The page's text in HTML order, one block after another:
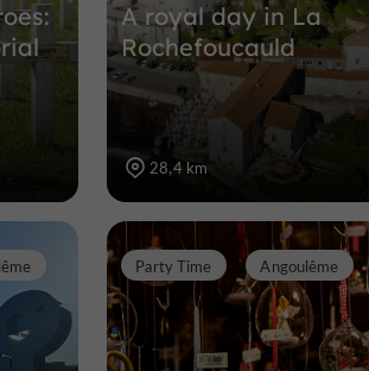
A royal day in La
Rochefoucauld
28,4 km
Party Time Angoulême